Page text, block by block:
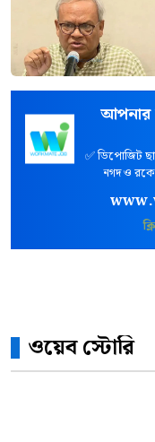
আপনার
✅ ডিপোজিট
নগদ ও
ওয়েব স্টোরি